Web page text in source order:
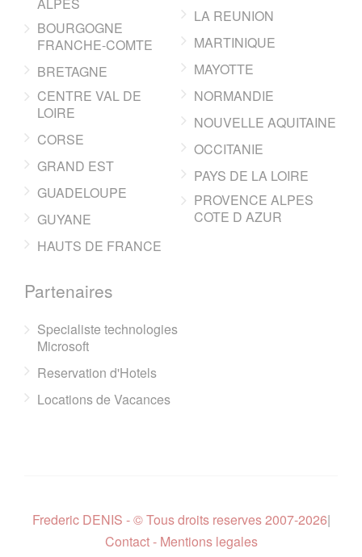
BOURGOGNE
FRANCHE-COMTE
BRETAGNE
CENTRE VAL DE
LOIRE
CORSE
GRAND EST
GUADELOUPE
GUYANE
HAUTS DE FRANCE
LA REUNION
MARTINIQUE
MAYOTTE
NORMANDIE
NOUVELLE AQUITAINE
OCCITANIE
PAYS DE LA LOIRE
PROVENCE ALPES
COTE D AZUR
Partenaires
Specialiste technologies
Microsoft
Reservation d'Hotels
Locations de Vacances
Frederic DENIS - © Tous droits reserves 2007-2026|
Contact - Mentions legales